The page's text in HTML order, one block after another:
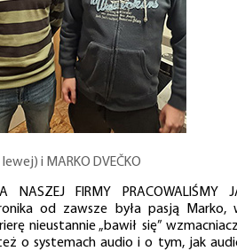
i MARKO DVEČKO
NASZEJ FIRMY PRACOWALIŚMY
od zawsze była pasją Marko,
nieustannie „bawił się”
o systemach audio i o tym, jak